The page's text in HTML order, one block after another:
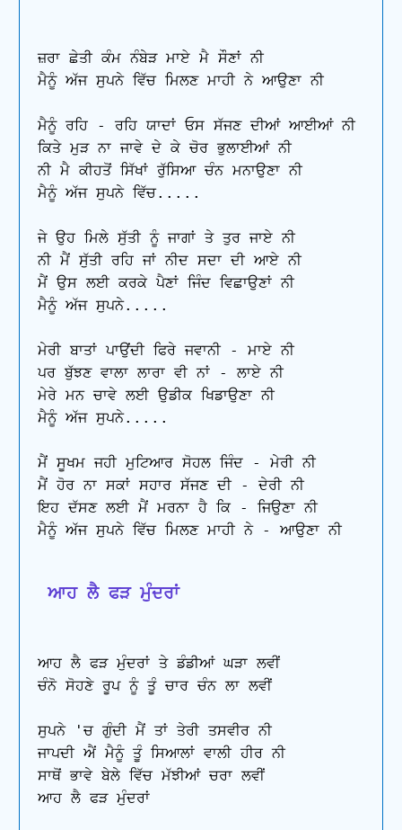
ਜ਼ਰਾ ਛੇਤੀ ਕੰਮ ਨੰਬੇੜ ਮਾਏ ਮੈ ਸੌਣਾਂ ਨੀ
ਮੈਨੂੰ ਅੱਜ ਸੁਪਨੇ ਵਿੱਚ ਮਿਲਣ ਮਾਹੀ ਨੇ ਆਉਣਾ ਨੀ
ਮੈਨੂੰ ਰਹਿ - ਰਹਿ ਯਾਦਾਂ ਓਸ ਸੱਜਣ ਦੀਆਂ ਆਈਆਂ ਨੀ
ਕਿਤੇ ਮੁੜ ਨਾ ਜਾਵੇ ਦੇ ਕੇ ਚੋਰ ਭੁਲਾਈਆਂ ਨੀ
ਨੀ ਮੈ ਕੀਹਤੋਂ ਸਿੱਖਾਂ ਰੁੱਸਿਆ ਚੰਨ ਮਨਾਉਣਾ ਨੀ
ਮੈਨੂੰ ਅੱਜ ਸੁਪਨੇ ਵਿੱਚ.....
ਜੇ ਉਹ ਮਿਲੇ ਸੁੱਤੀ ਨੂੰ ਜਾਗਾਂ ਤੇ ਤੁਰ ਜਾਏ ਨੀ
ਨੀ ਮੈਂ ਸੁੱਤੀ ਰਹਿ ਜਾਂ ਨੀਦ ਸਦਾ ਦੀ ਆਏ ਨੀ
ਮੈਂ ਉਸ ਲਈ ਕਰਕੇ ਪੈਣਾਂ ਜਿੰਦ ਵਿਛਾਉਣਾਂ ਨੀ
ਮੈਨੂੰ ਅੱਜ ਸੁਪਨੇ.....
ਮੇਰੀ ਬਾਤਾਂ ਪਾਉਂਦੀ ਫਿਰੇ ਜਵਾਨੀ - ਮਾਏ ਨੀ
ਪਰ ਬੁੱਝਣ ਵਾਲਾ ਲਾਰਾ ਵੀ ਨਾਂ - ਲਾਏ ਨੀ
ਮੇਰੇ ਮਨ ਚਾਵੇ ਲਈ ਉਡੀਕ ਖਿਡਾਉਣਾ ਨੀ
ਮੈਨੂੰ ਅੱਜ ਸੁਪਨੇ.....
ਮੈਂ ਸੂਖਮ ਜਹੀ ਮੁਟਿਆਰ ਸੋਹਲ ਜਿੰਦ - ਮੇਰੀ ਨੀ
ਮੈਂ ਹੋਰ ਨਾ ਸਕਾਂ ਸਹਾਰ ਸੱਜਣ ਦੀ - ਦੇਰੀ ਨੀ
ਇਹ ਦੱਸਣ ਲਈ ਮੈਂ ਮਰਨਾ ਹੈ ਕਿ - ਜਿਉਣਾ ਨੀ
ਮੈਨੂੰ ਅੱਜ ਸੁਪਨੇ ਵਿੱਚ ਮਿਲਣ ਮਾਹੀ ਨੇ - ਆਉਣਾ ਨੀ
ਆਹ ਲੈ ਫੜ ਮੁੰਦਰਾਂ
ਆਹ ਲੈ ਫੜ ਮੁੰਦਰਾਂ ਤੇ ਡੰਡੀਆਂ ਘੜਾ ਲਵੀਂ
ਚੰਨੋ ਸੋਹਣੇ ਰੂਪ ਨੂੰ ਤੂੰ ਚਾਰ ਚੰਨ ਲਾ ਲਵੀਂ
ਸੁਪਨੇ 'ਚ ਗੁੰਦੀ ਮੈਂ ਤਾਂ ਤੇਰੀ ਤਸਵੀਰ ਨੀ
ਜਾਪਦੀ ਐਂ ਮੈਨੂੰ ਤੂੰ ਸਿਆਲਾਂ ਵਾਲੀ ਹੀਰ ਨੀ
ਸਾਥੋਂ ਭਾਵੇ ਬੇਲੇ ਵਿੱਚ ਮੱਝੀਆਂ ਚਰਾ ਲਵੀਂ
ਆਹ ਲੈ ਫੜ ਮੁੰਦਰਾਂ